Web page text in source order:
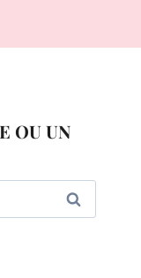
OU UN